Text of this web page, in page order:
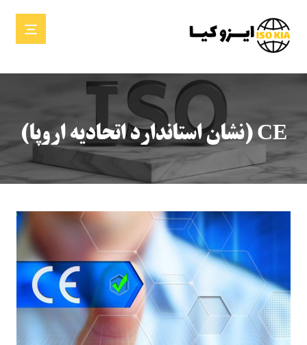
CE (نشان استاندارد اتحادیه اروپا)